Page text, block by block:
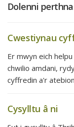
Dolenni
Cwestiynau
Er mwyn eich
chwilio amdani,
cyffredin a'r
Cysylltu â ni